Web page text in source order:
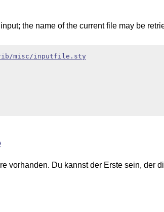
the name of the current file may be
misc/inputfile.sty
vorhanden. Du kannst der Erste sein, der